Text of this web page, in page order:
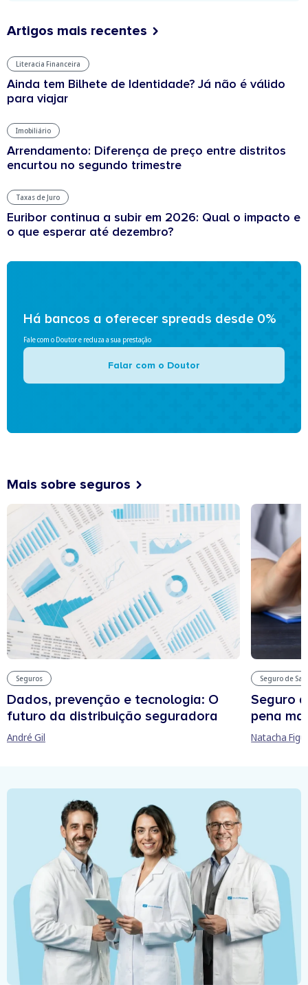
Artigos mais recentes
Literacia Financeira
Ainda tem Bilhete de Identidade? Já não é válido
para viajar
Imobiliário
Arrendamento: Diferença de preço entre distritos
encurtou no segundo trimestre
Taxas de Juro
Euribor continua a subir em 2026: Qual o impacto e
o que esperar até dezembro?
Há bancos a oferecer spreads desde 0%
Fale com o Doutor e reduza a sua prestação
Falar com o Doutor
Mais sobre seguros
Seguros
Dados, prevenção e tecnologia: O
futuro da distribuição seguradora
André Gil
Seguro de
Seguro
pena
Natacha